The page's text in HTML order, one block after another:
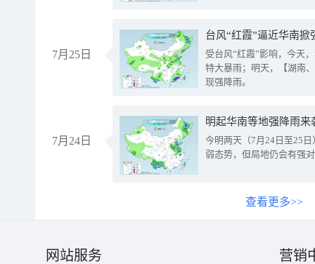
7月25日
台风“红霞”逼近华南
受台风“红霞”影响，今天
特大暴雨；明天，【湖南
现强降雨。
7月24日
明起华南等地强降雨
今明两天（7月24日至25
弱态势，但局地仍会有强
查看更多>>
网站服务 营销